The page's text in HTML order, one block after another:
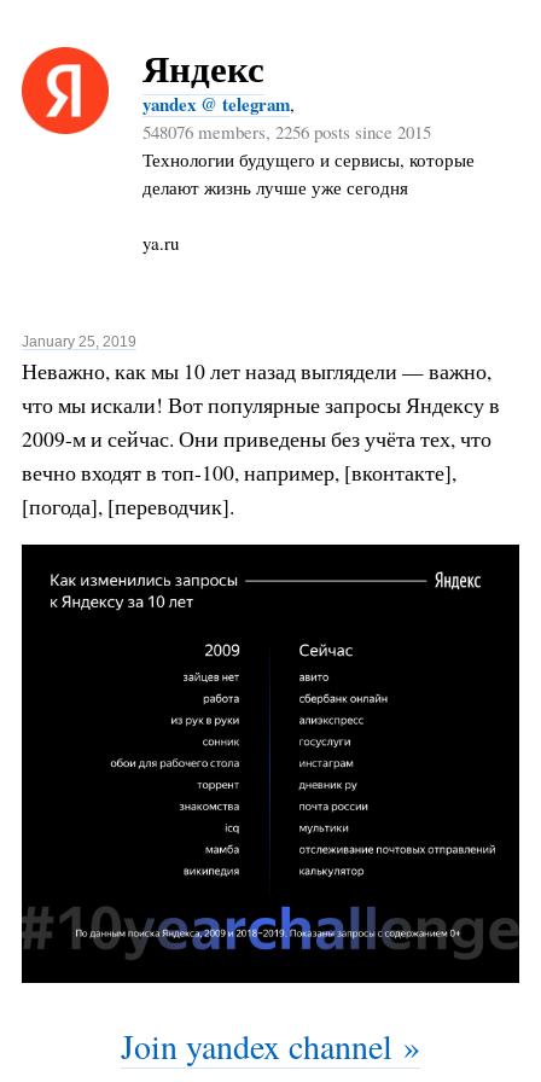
Яндекс
yandex @ telegram,
548076 members, 2256 posts since 2015
Технологии будущего и сервисы, которые
делают жизнь лучше уже сегодня
ya.ru
January 25, 2019
Неважно, как мы 10 лет назад выглядели — важно,
что мы искали! Вот популярные запросы Яндексу в
2009-м и сейчас. Они приведены без учёта тех, что
вечно входят в топ-100, например, [вконтакте],
[погода], [переводчик].
Join yandex channel »